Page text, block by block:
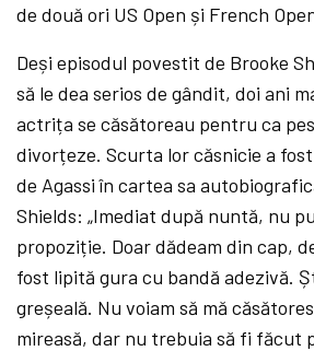
de două ori US Open și French
Deși episodul povestit de Brooke
să le dea serios de gândit, doi ani
actrița se căsătoreau pentru ca
divorțeze. Scurta lor căsnicie a
de Agassi în cartea sa
Shields: „Imediat după nuntă, nu
propoziție. Doar dădeam din cap,
fost lipită gura cu bandă adezivă.
greșeală. Nu voiam să mă
mireasă, dar nu trebuia să fi făcut